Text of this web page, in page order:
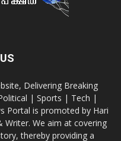
Delivering Breaking
| Sports | Tech |
Portal is promoted by Hari
Writer. We aim at covering
thereby providing a